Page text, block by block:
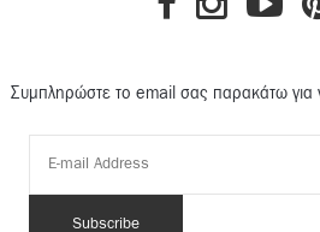
Συμπληρώστε το email σας παρακάτω για